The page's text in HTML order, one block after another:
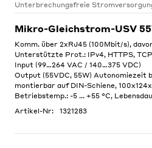
Unterbrechungsfreie
Mikro-Gleichstrom-USV
Komm. über 2xRJ45 (100Mbit/s),
Unterstützte Prot.: IPv4, HTTPS,
Input (99…264 VAC / 140…375 VDC)
Output (55VDC, 55W) Autonomiezeit
montierbar auf DIN-Schiene,
Betriebstemp.: -5 ... +55 °C,
Artikel-Nr:
1321283